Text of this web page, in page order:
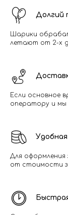
Долгий
Шарики
летают от 2-х
Если основное
оператору и мы
Для оформления
от стоимости